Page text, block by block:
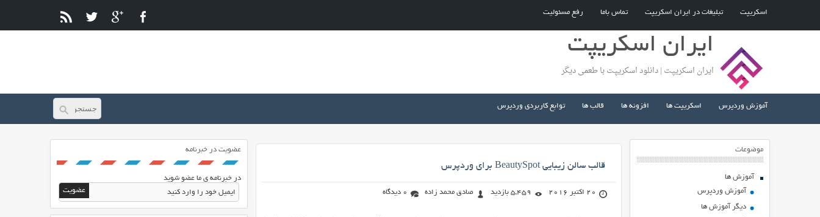
اسکریپت تبلیغات در ایران اسکریپت تماس باما رفع مسئولیت
ایران اسکریپت
ایران اسکریپت | دانلود اسکریپت با طعمی دیگر
آموزش وردپرس اسکریپت ها افزونه ها قالب ها توابع کاربردی وردپرس
موضوعات
آموزش ها
آموزش وردپرس
دیگر آموزش ها
قالب سالن زیبایی BeautySpot برای وردپرس
20 اکتبر 2016 5,459 بازدید صادق محمد زاده 0 دیدگاه
عضویت در خبرنامه
در خبرنامه ی ما عضو شوید